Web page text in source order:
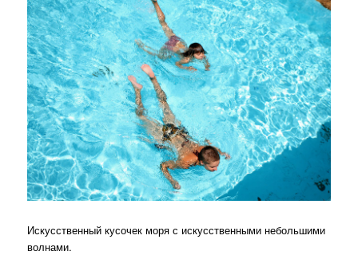
Искусственный кусочек моря с искусственными небольшими
волнами.